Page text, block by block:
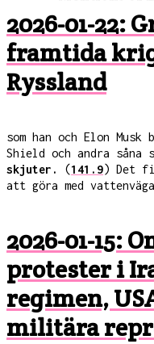
2026-01-22:
framtida
Ryssland
som han och Elon
Shield och andra
skjuter.
(141.9) Det
att göra med
2026-01-15:
protester i
regimen,
militära